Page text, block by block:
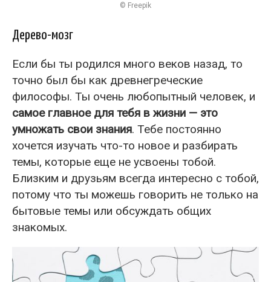
© Freepik
Дерево-мозг
Если бы ты родился много веков назад, то
точно был бы как древнегреческие
философы. Ты очень любопытный человек, и
самое главное для тебя в жизни — это
умножать свои знания. Тебе постоянно
хочется изучать что-то новое и разбирать
темы, которые еще не усвоены тобой.
Близким и друзьям всегда интересно с тобой,
потому что ты можешь говорить не только на
бытовые темы или обсуждать общих
знакомых.